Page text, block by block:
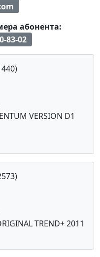
абонента:
83-02
VERSION D1
TREND+ 2011